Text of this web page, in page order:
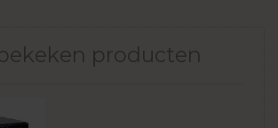
producten